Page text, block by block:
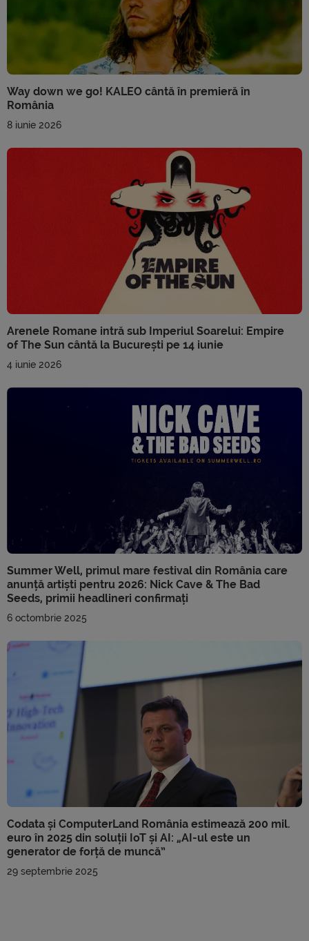
Way down we go! KALEO cântă în premieră în
România
8 iunie 2026
Arenele Romane intră sub Imperiul Soarelui: Empire
of The Sun cântă la București pe 14 iunie
4 iunie 2026
Summer Well, primul mare festival din România care
anunță artiști pentru 2026: Nick Cave & The Bad
Seeds, primii headlineri confirmați
6 octombrie 2025
Codata și ComputerLand România estimează 200 mil.
euro în 2025 din soluții IoT și AI: „AI-ul este un
generator de forță de muncă”
29 septembrie 2025